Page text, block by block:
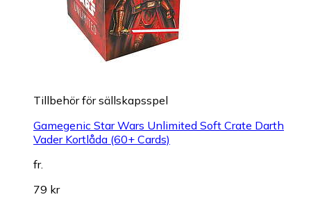
Tillbehör för sällskapsspel
Gamegenic Star Wars Unlimited Soft Crate Darth
Vader Kortlåda (60+ Cards)
fr.
79 kr